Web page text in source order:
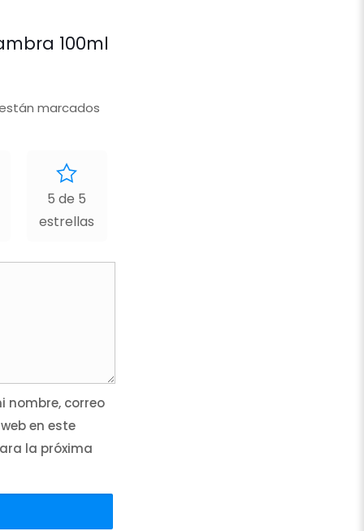
100ml
marcados
5 de 5
estrellas
nombre, correo
en este
la próxima